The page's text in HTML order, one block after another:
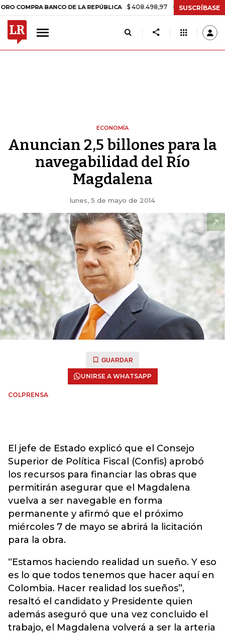
BANCO DE LA REPÚBLICA $ 408.498,97 +$ 8.753,81 +2,19%
SUSCRÍBASE
ECONOMÍA
Anuncian 2,5 billones para la
navegabilidad del Río
Magdalena
lunes, 5 de mayo de 2014
GUARDAR
UNIRSE A WHATSAPP
COLPRENSA
El jefe de Estado explicó que el Consejo
Superior de Política Fiscal (Confis) aprobó
los recursos para financiar las obras que
permitirán asegurar que el Magdalena
vuelva a ser navegable en forma
permanente y afirmó que el próximo
miércoles 7 de mayo se abrirá la licitación
para la obra.
“Estamos haciendo realidad un sueño. Y eso
es lo que todos tenemos que hacer aquí en
Colombia. Hacer realidad los sueños”,
resaltó el candidato y Presidente quien
además aseguró que una vez concluido el
trabajo, el Magdalena volverá a ser la arteria